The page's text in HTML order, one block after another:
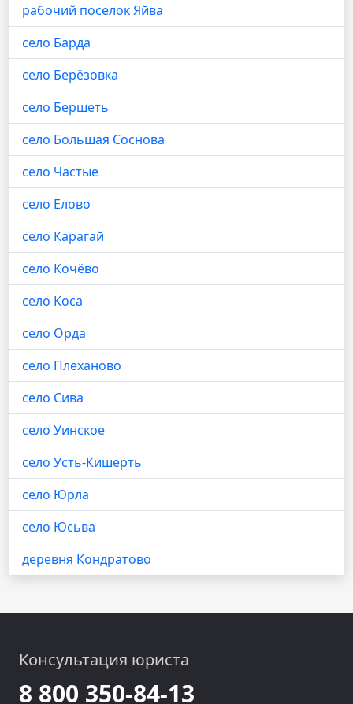
рабочий посёлок Яйва
село Барда
село Берёзовка
село Бершеть
село Большая Соснова
село Частые
село Елово
село Карагай
село Кочёво
село Коса
село Орда
село Плеханово
село Сива
село Уинское
село Усть-Кишерть
село Юрла
село Юсьва
деревня Кондратово
Консультация юриста
8 800 350-84-13